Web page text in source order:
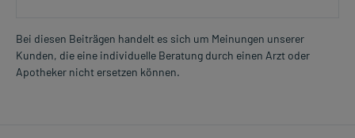
Bei diesen Beiträgen handelt es sich um Meinungen unserer
Kunden, die eine individuelle Beratung durch einen Arzt oder
Apotheker nicht ersetzen können.